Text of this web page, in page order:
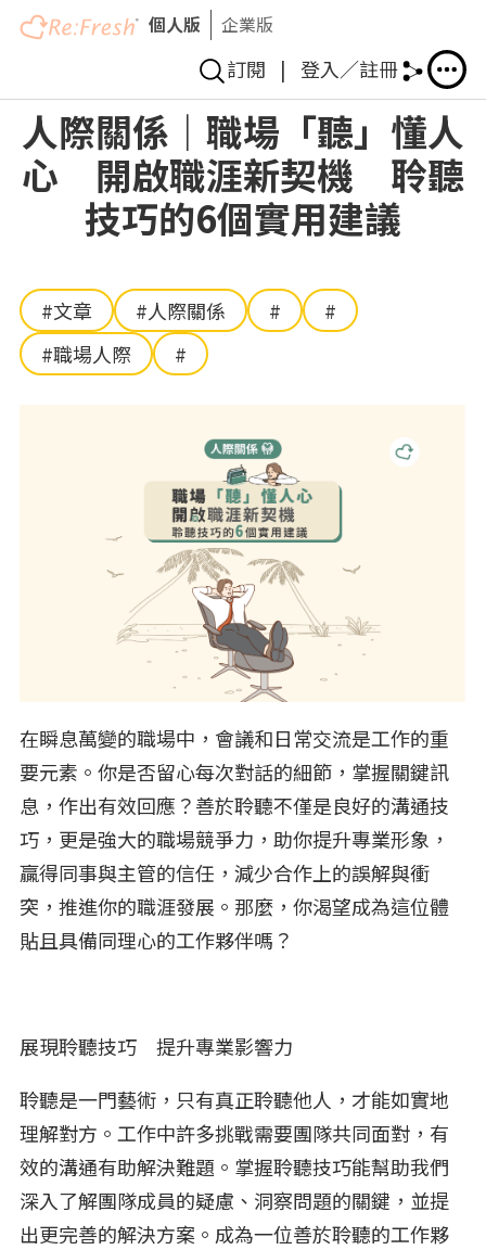
移
個人版 企業版
訂閱 | 登入／註冊
人際關係｜職場「聽」懂人
心 開啟職涯新契機 聆聽
技巧的6個實用建議
#文章 #人際關係 #
#
#職場人際
#
在瞬息萬變的職場中，會議和日常交流是工作的重
要元素。你是否留心每次對話的細節，掌握關鍵訊
息，作出有效回應？善於聆聽不僅是良好的溝通技
巧，更是強大的職場競爭力，助你提升專業形象，
贏得同事與主管的信任，減少合作上的誤解與衝
突，推進你的職涯發展。那麼，你渴望成為這位體
貼且具備同理心的工作夥伴嗎？
展現聆聽技巧 提升專業影響力
聆聽是一門藝術，只有真正聆聽他人，才能如實地
理解對方。工作中許多挑戰需要團隊共同面對，有
效的溝通有助解決難題。掌握聆聽技巧能幫助我們
深入了解團隊成員的疑慮、洞察問題的關鍵，並提
出更完善的解決方案。成為一位善於聆聽的工作夥